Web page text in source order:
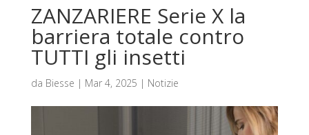
ZANZARIERE Serie X la
barriera totale contro
TUTTI gli insetti
da Biesse | Mar 4, 2025 | Notizie